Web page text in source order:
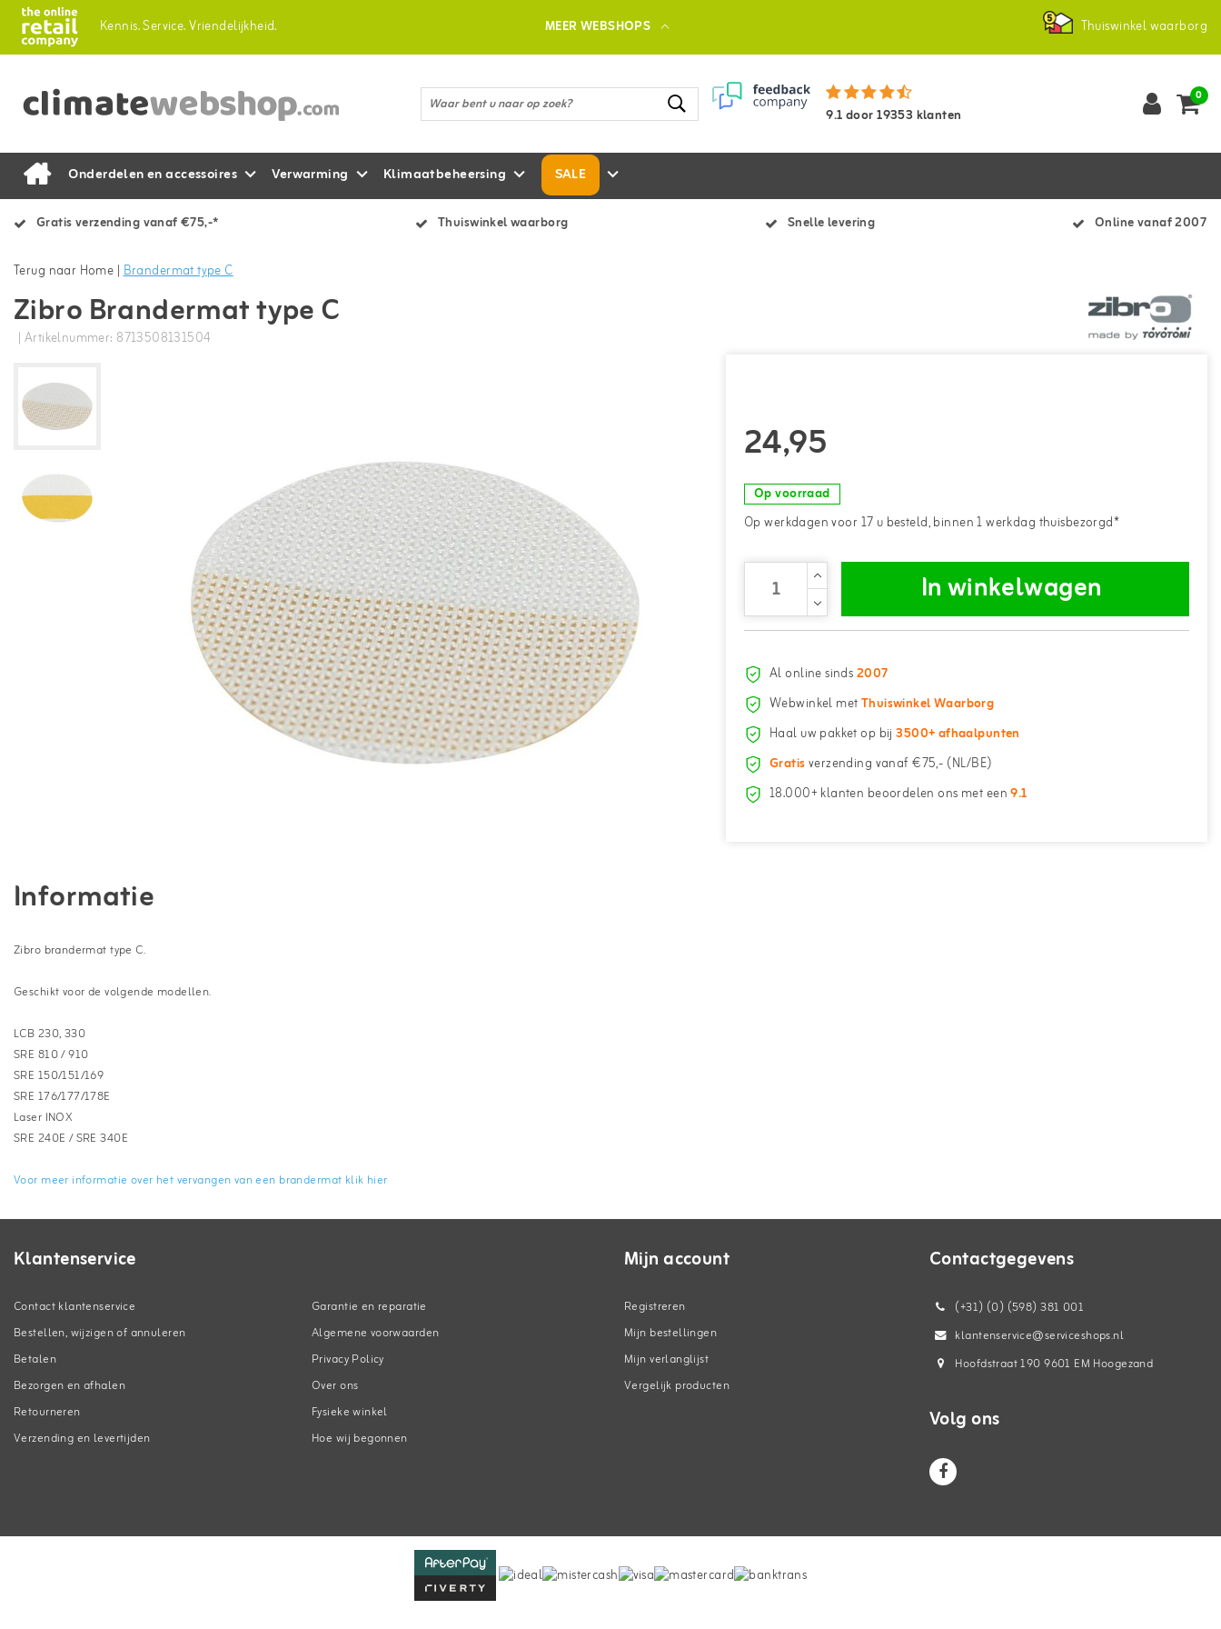
Kennis.Service.Vriendelijkheid. MEER WEBSHOPS Thuiswinkel waarborg
9.1door19353 klanten
0
Onderdelen en accessoires Verwarming Klimaatbeheersing SALE
Gratis verzending vanaf €75,-* Thuiswinkel waarborg Snelle levering Online vanaf 2007
Terug naar Home |Brandermat type C
Zibro Brandermat type C
| Artikelnummer: 8713508131504
24,95
Op voorraad
Op werkdagen voor 17 u besteld, binnen 1 werkdag thuisbezorgd*
In winkelwagen
Al online sinds2007
Webwinkel metThuiswinkel Waarborg
Haal uw pakket op bij3500+ afhaalpunten
Gratisverzending vanaf €75,- (NL/BE)
18.000+ klanten beoordelen ons met een9.1
Informatie
Zibro brandermat type C.
Geschikt voor de volgende modellen.
LCB 230, 330
SRE 810 / 910
SRE 150/151/169
SRE 176/177/178E
Laser INOX
SRE 240E / SRE 340E
Voor meer informatie over het vervangen van een brandermat klik hier
Klantenservice
Contact klantenservice
Bestellen, wijzigen of annuleren
Betalen
Bezorgen en afhalen
Retourneren
Verzending en levertijden
Garantie en reparatie
Algemene voorwaarden
Privacy Policy
Over ons
Fysieke winkel
Hoe wij begonnen
Mijn account
Registreren
Mijn bestellingen
Mijn verlanglijst
Vergelijk producten
Contactgegevens
(+31) (0) (598) 381 001
klantenservice@serviceshops.nl
Hoofdstraat 190 9601 EM Hoogezand
Volg ons